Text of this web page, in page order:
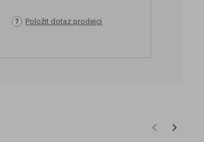
Položit dotaz prodejci